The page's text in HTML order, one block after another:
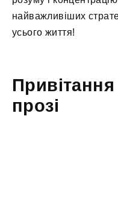
найважливіших
усього життя!
прозі